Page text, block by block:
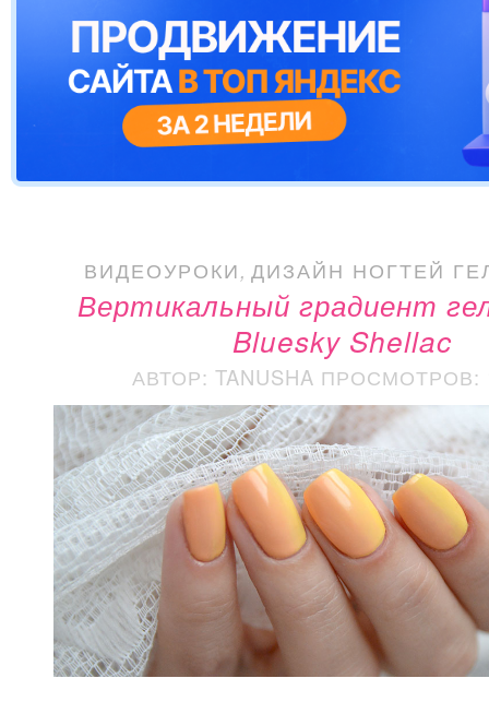
ВИДЕОУРОКИ,ДИЗАЙН НОГТЕЙ
Вертикальный градиент
Bluesky Shellac
АВТОР: TANUSHA ПРОСМОТРОВ: